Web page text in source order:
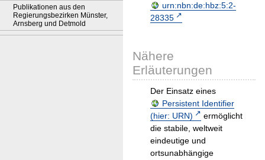
Publikationen aus den
Regierungsbezirken Münster,
Arnsberg und Detmold
urn:nbn:de:hbz:5:2-
28335
Nähere
Erläuterungen
Der Einsatz eines
Persistent Identifier
(hier: URN)
ermöglicht
die stabile, weltweit
eindeutige und
ortsunabhängige